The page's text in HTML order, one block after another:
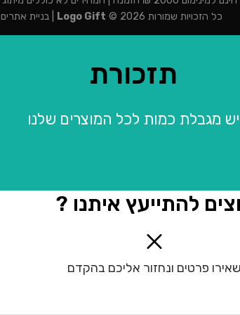
כל הזכויות שמורות 2026 ©
Logo Gift
|בניית אתרים
תזכורת
יש מגבלת כמות לכל המוצרים שלנו
להתייעץ איתנו ?
פרטים ונחזור אליכם בהקדם